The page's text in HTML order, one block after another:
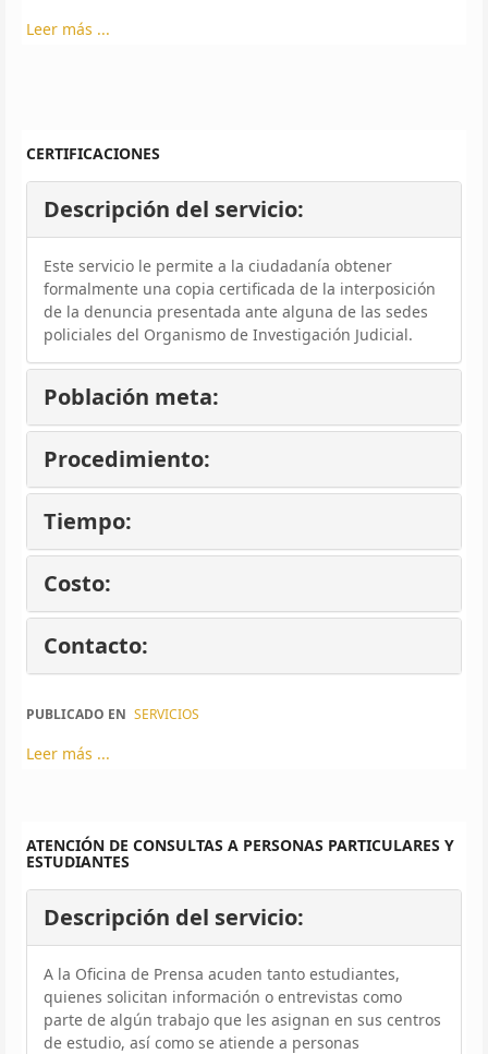
Leer más ...
CERTIFICACIONES
Descripción del servicio:
Este servicio le permite a la ciudadanía obtener
formalmente una copia certificada de la interposición
de la denuncia presentada ante alguna de las sedes
policiales del Organismo de Investigación Judicial.
Población meta:
Procedimiento:
Tiempo:
Costo:
Contacto:
PUBLICADO EN SERVICIOS
Leer más ...
ATENCIÓN DE CONSULTAS A PERSONAS PARTICULARES Y
ESTUDIANTES
Descripción del servicio:
A la Oficina de Prensa acuden tanto estudiantes,
quienes solicitan información o entrevistas como
parte de algún trabajo que les asignan en sus centros
de estudio, así como se atiende a personas